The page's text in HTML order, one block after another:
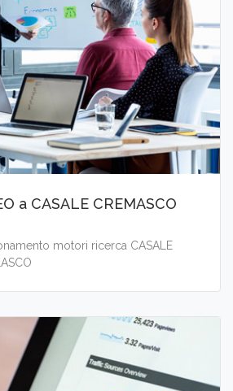
a CASALE CREMASCO
motori ricerca CASALE